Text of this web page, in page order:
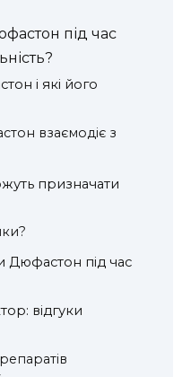
під час
і які його
взаємодіє з
призначати
під час
відгуки